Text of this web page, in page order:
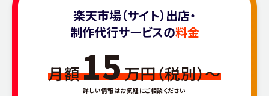
楽天市場（サイト）出店・
制作代行サービスの料金
月額15万円（税別）〜
詳しい情報はお気軽にご相談ください